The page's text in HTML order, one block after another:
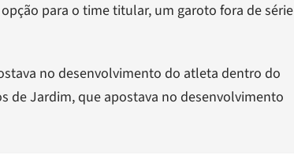
para o time titular, um garoto fora de série
no desenvolvimento do atleta dentro do
de Jardim, que apostava no desenvolvimento